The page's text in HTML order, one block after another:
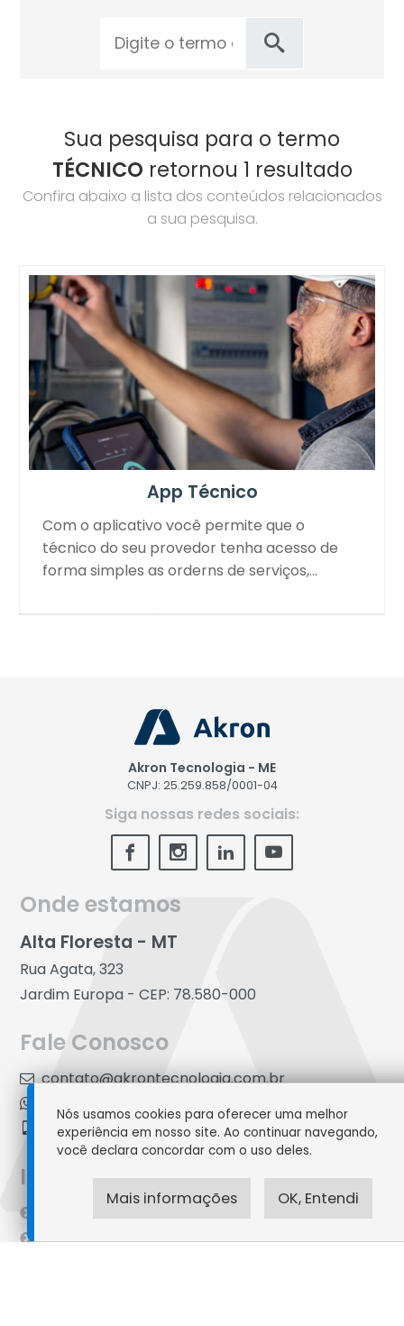
Nós usamos cookies para oferecer uma melhor
experiência em nosso site. Ao continuar navegando,
você declara concordar com o uso deles.
Mais informações OK, Entendi
Sua pesquisa para o termo
TÉCNICO retornou 1 resultado
Confira abaixo a lista dos conteúdos relacionados
a sua pesquisa.
App Técnico
Com o aplicativo você permite que o
técnico do seu provedor tenha acesso de
forma simples as orderns de serviços,...
Akron Tecnologia - ME
CNPJ: 25.259.858/0001-04
Siga nossas redes sociais:
Onde estamos
Alta Floresta - MT
Rua Agata, 323
Jardim Europa - CEP: 78.580-000
Fale Conosco
contato@akrontecnologia.com.br
(66) 99248-2992
(66) 99248-2992
Institucional
Fale Conosco